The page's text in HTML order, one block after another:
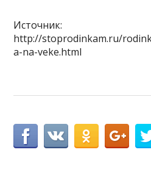
Источник:
http://stoprodinkam.ru/
a-na-veke.html